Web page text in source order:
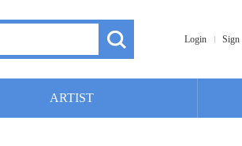
Login Sign
ARTIST